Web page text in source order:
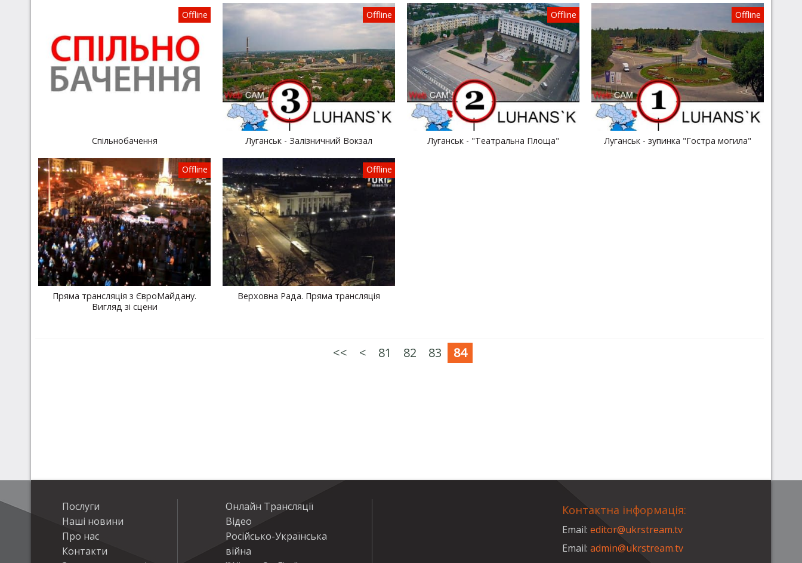
Offline
Спільнобачення
Offline
Луганськ - Залізничний Вокзал
Offline
Луганськ - "Театральна Площа"
Offline
Луганськ - зупинка "Гостра могила"
Offline
Пряма трансляція з ЄвроМайдану.
Вигляд зі сцени
Offline
Верховна Рада. Пряма трансляція
<< < 81 82 83 84
Послуги
Наші новини
Про нас
Контакти
Онлайн Трансляції
Відео
Російсько-Українська
війна
Контактна інформація:
Email:editor@ukrstream.tv
Email:admin@ukrstream.tv